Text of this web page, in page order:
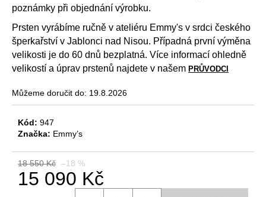
poznámky při objednání výrobku.
Prsten vyrábíme ručně v ateliéru Emmy's v srdci českého
šperkařství v Jablonci nad Nisou. Případná první výměna
velikosti je do 60 dnů bezplatná. Více informací ohledně
velikostí a úprav prstenů najdete v našem PRŮVODCI
Můžeme doručit do: 19.8.2026
Kód: 947
Značka: Emmy’s
18 550 Kč –18 %
15 090 Kč
e
m
e
Kč
Původně:
090
Kč